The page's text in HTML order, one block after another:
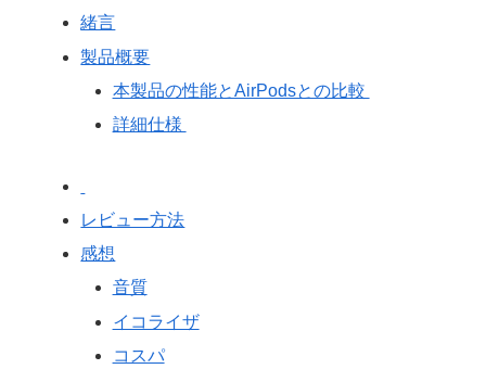
緒言
製品概要
本製品の性能とAirPodsとの比較
詳細仕様
レビュー方法
感想
音質
イコライザ
コスパ